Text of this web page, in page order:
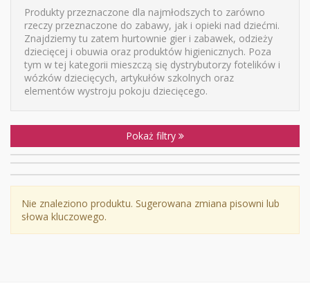
Produkty przeznaczone dla najmłodszych to zarówno
rzeczy przeznaczone do zabawy, jak i opieki nad dziećmi.
Znajdziemy tu zatem hurtownie gier i zabawek, odzieży
dziecięcej i obuwia oraz produktów higienicznych. Poza
tym w tej kategorii mieszczą się dystrybutorzy fotelików i
wózków dziecięcych, artykułów szkolnych oraz
elementów wystroju pokoju dziecięcego.
Pokaż filtry
Nie znaleziono produktu. Sugerowana zmiana pisowni lub
słowa kluczowego.